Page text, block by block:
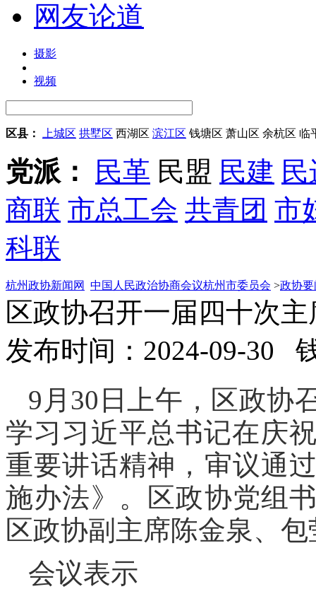
网友论道
摄影
视频
区县： 上城区 拱墅区 西湖区 滨江区 钱塘区 萧山区 余杭区 临
党派： 民革 民盟 民建
商联 市总工会 共青团 市
科联
杭州政协新闻网 中国人民政治协商会议杭州市委员会 >政协要
区政协召开一届四十次
发布时间：2024-09-30
9月30日上午，区政协
学习习近平总书记在庆
重要讲话精神，审议通
施办法》。区政协党组
区政协副主席陈金泉、
会议表示